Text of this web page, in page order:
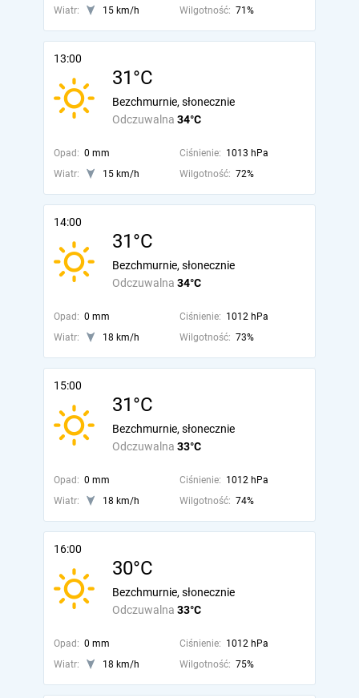
Wiatr:
15 km/h Wilgotność: 71%
13:00
31°C
Odczuwalna 34°C
Bezchmurnie, słonecznie
Opad: 0 mm Ciśnienie: 1013 hPa
Wiatr:
15 km/h Wilgotność: 72%
14:00
31°C
Odczuwalna 34°C
Bezchmurnie, słonecznie
Opad: 0 mm Ciśnienie: 1012 hPa
Wiatr:
18 km/h Wilgotność: 73%
15:00
31°C
Odczuwalna 33°C
Bezchmurnie, słonecznie
Opad: 0 mm Ciśnienie: 1012 hPa
Wiatr:
18 km/h Wilgotność: 74%
16:00
30°C
Odczuwalna 33°C
Bezchmurnie, słonecznie
Opad: 0 mm Ciśnienie: 1012 hPa
Wiatr:
18 km/h Wilgotność: 75%